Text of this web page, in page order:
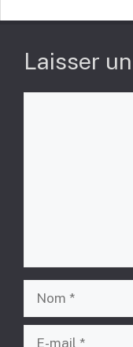
Laisser